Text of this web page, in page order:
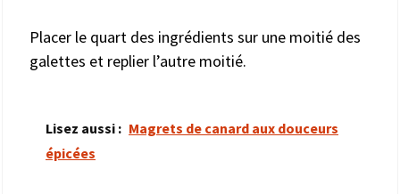
Placer le quart des ingrédients sur une moitié des
galettes et replier l’autre moitié.
Lisez aussi : Magrets de canard aux douceurs
épicées